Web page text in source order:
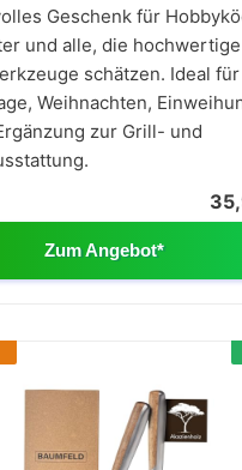
Geschenk für
und alle, die hochwertige
schätzen. Ideal für
Weihnachten,
zur Grill- und
Zum Angebot*